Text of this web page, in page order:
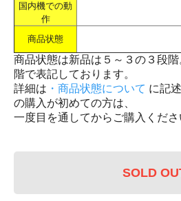
国内機での動
作
商品状態
商品状態は新品は５～３の３段
階で表記しております。
詳細は ・商品状態について に記
の購入が初めての方は、
一度目を通してからご購入くださ
SOLD